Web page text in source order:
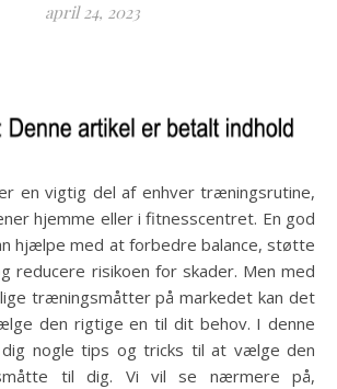
april 24, 2023
hjemme eller i fitnesscentret. En god
hjælpe med at forbedre balance, støtte
reducere risikoen for skader. Men med
træningsmåtter på markedet kan det
den rigtige en til dit behov. I denne
nogle tips og tricks til at vælge den
til dig. Vi vil se nærmere på,